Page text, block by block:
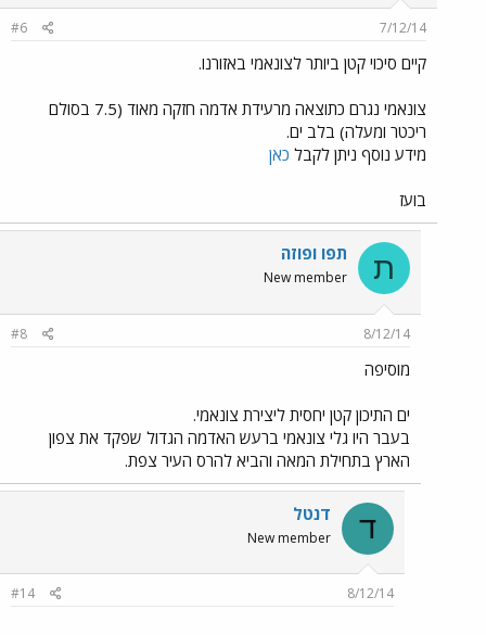
7/12/14
#6
קיים סיכוי קטן ביותר לצונאמי באזורנו.
צונאמי נגרם כתוצאה מרעידת אדמה חזקה מאוד (7.5 בסולם
ריכטר ומעלה) בלב ים.
מידע נוסף ניתן לקבל כאן
בועז
ת תפו ופוזה
New member
8/12/14
#8
מוסיפה
ים התיכון קטן יחסית ליצירת צונאמי.
בעבר היו גלי צונאמי ברעש האדמה הגדול שפקד את צפון
הארץ בתחילת המאה והביא להרס העיר צפת.
ד דנטל
New member
8/12/14
#14